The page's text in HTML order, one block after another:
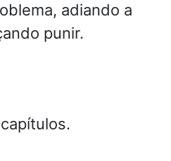
adiando a
punir.